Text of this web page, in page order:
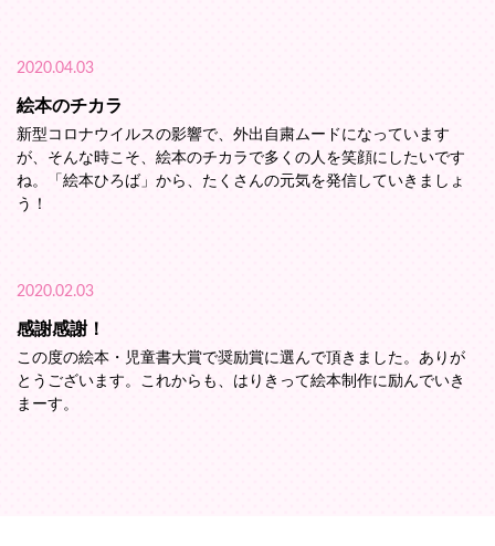
2020.04.03
絵本のチカラ
新型コロナウイルスの影響で、外出自粛ムードになっています
が、そんな時こそ、絵本のチカラで多くの人を笑顔にしたいです
ね。「絵本ひろば」から、たくさんの元気を発信していきましょ
う！
2020.02.03
感謝感謝！
この度の絵本・児童書大賞で奨励賞に選んで頂きました。ありが
とうございます。これからも、はりきって絵本制作に励んでいき
まーす。